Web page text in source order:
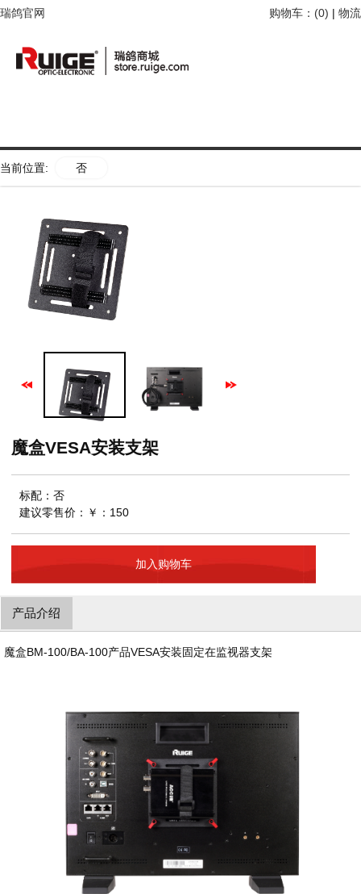
瑞鸽官网 购物车：(0) | 物流
当前位置: 否
魔盒VESA安装支架
标配：否
建议零售价：￥：150
加入购物车
产品介绍
魔盒BM-100/BA-100产品VESA安装固定在监视器支架